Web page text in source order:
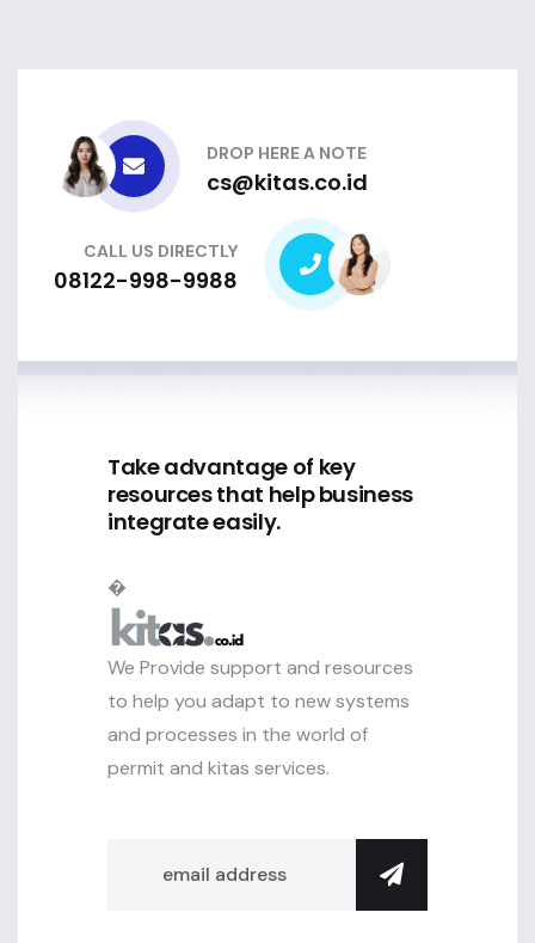
DROP HERE A NOTE
cs@kitas.co.id
CALL US DIRECTLY
08122-998-9988
Take advantage of key
resources that help business
integrate easily.
�
We Provide support and resources
to help you adapt to new systems
and processes in the world of
permit and kitas services.